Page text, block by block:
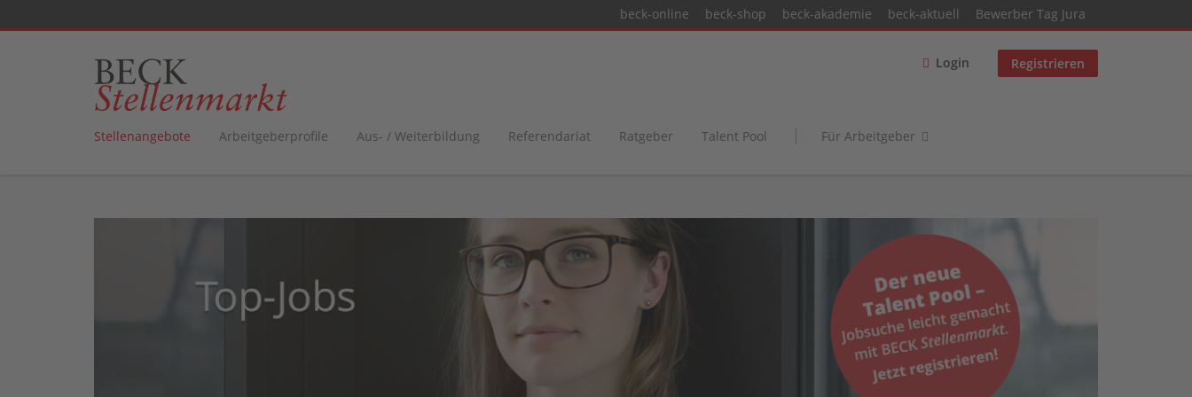
beck-online beck-shop beck-akademie beck-aktuell Bewerber Tag Jura
Login Registrieren
Stellenangebote Arbeitgeberprofile Aus- / Weiterbildung Referendariat Ratgeber Talent Pool Für Arbeitgeber